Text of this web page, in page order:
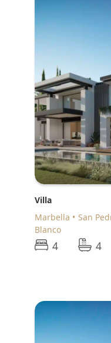
Villa
Marbella
San
Blanco
4 4